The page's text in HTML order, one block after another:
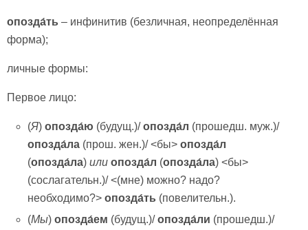
опозда́ть – инфинитив (безличная, неопределённая
форма);
личные формы:
Первое лицо:
(Я)опозда́ю (будущ.)/опозда́л (прошедш. муж.)/
опозда́ла (прош. жен.)/ <бы>опозда́л
(опозда́ла)или опозда́л (опозда́ла) <бы>
(сослагательн.)/ <(мне) можно? надо?
необходимо?>опозда́ть (повелительн.).
(Мы)опозда́ем (будущ.)/опозда́ли (прошедш.)/